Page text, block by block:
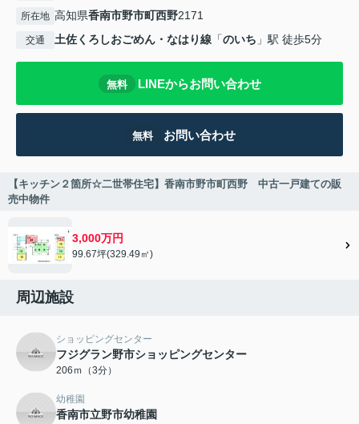
所在地 高知県香南市野市町西野2171
交通 土佐くろしおごめん・なはり線 「のいち 」駅 徒歩5分
無料 LINEからお問い合わせ
無料 お問い合わせ
【キッチン２箇所☆二世帯住宅】香南市野市町西野 中古一戸建ての販
売中物件
3,000万円
99.67坪(329.49㎡)
周辺施設
ショッピングセンター
フジグラン野市ショッピングセンター
206ｍ（3分）
幼稚園
香南市立野市幼稚園